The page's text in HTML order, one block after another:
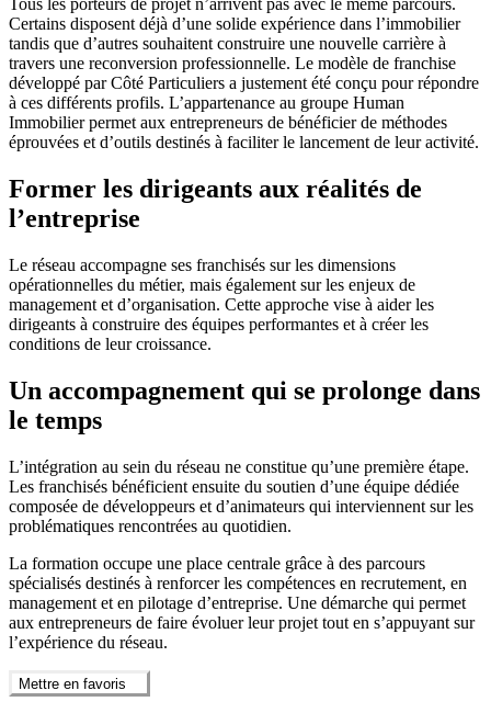
Tous les porteurs de projet n’arrivent pas avec le même parcours.
Certains disposent déjà d’une solide expérience dans l’immobilier
tandis que d’autres souhaitent construire une nouvelle carrière à
travers une reconversion professionnelle. Le modèle de franchise
développé par Côté Particuliers a justement été conçu pour répondre
à ces différents profils. L’appartenance au groupe Human
Immobilier permet aux entrepreneurs de bénéficier de méthodes
éprouvées et d’outils destinés à faciliter le lancement de leur activité.
Former les dirigeants aux réalités de
l’entreprise
Le réseau accompagne ses franchisés sur les dimensions
opérationnelles du métier, mais également sur les enjeux de
management et d’organisation. Cette approche vise à aider les
dirigeants à construire des équipes performantes et à créer les
conditions de leur croissance.
Un accompagnement qui se prolonge dans
le temps
L’intégration au sein du réseau ne constitue qu’une première étape.
Les franchisés bénéficient ensuite du soutien d’une équipe dédiée
composée de développeurs et d’animateurs qui interviennent sur les
problématiques rencontrées au quotidien.
La formation occupe une place centrale grâce à des parcours
spécialisés destinés à renforcer les compétences en recrutement, en
management et en pilotage d’entreprise. Une démarche qui permet
aux entrepreneurs de faire évoluer leur projet tout en s’appuyant sur
l’expérience du réseau.
Mettre en favoris